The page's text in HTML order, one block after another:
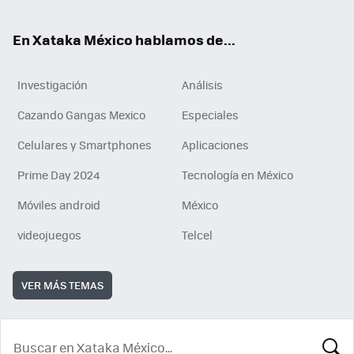
En Xataka México hablamos de...
Investigación
Análisis
Cazando Gangas Mexico
Especiales
Celulares y Smartphones
Aplicaciones
Prime Day 2024
Tecnología en México
Móviles android
México
videojuegos
Telcel
VER MÁS TEMAS